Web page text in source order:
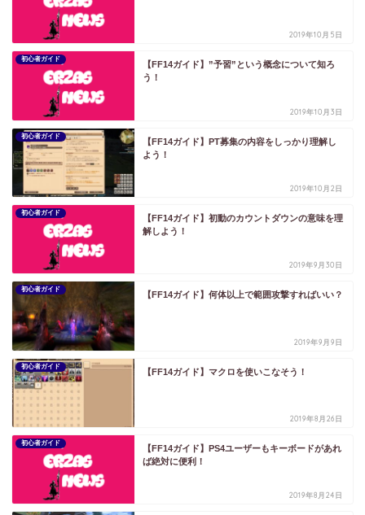
2019年10月5日
初心者ガイド
【FF14ガイド】”予習”という概念について知ろ
う！
2019年10月3日
初心者ガイド
【FF14ガイド】PT募集の内容をしっかり理解し
よう！
2019年10月2日
初心者ガイド
【FF14ガイド】初動のカウントダウンの意味を理
解しよう！
2019年9月30日
初心者ガイド
【FF14ガイド】何体以上で範囲攻撃すればいい？
2019年9月9日
初心者ガイド
【FF14ガイド】マクロを使いこなそう！
2019年8月26日
初心者ガイド
【FF14ガイド】PS4ユーザーもキーボードがあれ
ば絶対に便利！
2019年8月24日